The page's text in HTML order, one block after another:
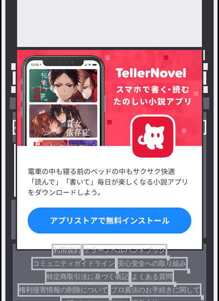
トップ 「チカ」最新作：報告
小説を探す
小説コンテスト応募・公募
出版・メディアミックス作品
ジャンルから探す
恋愛・ロマンス
ファンタジー・異世界・SF
ドラマ
利用規約 テラーノベルハンドブック
コミュニティガイドライン 安心安全への取り組み
特定商取引法に基づく表記 よくある質問
権利侵害情報の削除について プロ責法のお手続きに関して